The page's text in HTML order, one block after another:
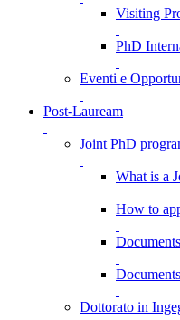
Visiting
PhD
Eventi e
Post-Lauream
Joint PhD
What is a
How to
Dottorato in